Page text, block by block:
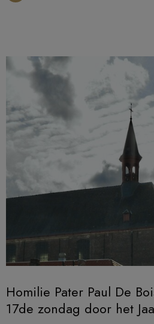
Homilie Pater Paul De
17de zondag door het